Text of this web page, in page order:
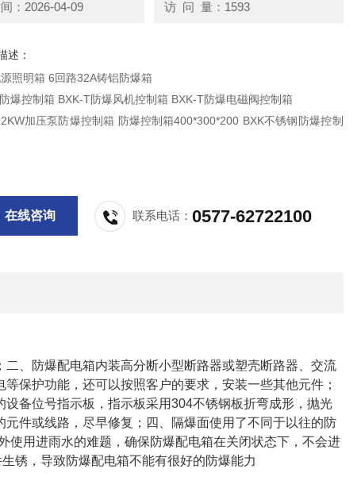
：2026-04-09 访 问 量：1593
述：
照明箱 6回路32A铸铝防爆箱
排风排烟防爆控制箱 BXK-T防爆风机控制箱 BXK-T防爆电磁阀控制箱
控制箱 防爆控制箱400*300*200 BXK不锈钢防爆控制
在线咨询 联系电话：0577-62722100
二、防爆配电箱内装高分断小型断路器或塑壳断路器、交流
保护功能，还可以按照客户的要求，安装一些其他元件；
备位号指示板，指示板采用304不锈钢板折弯成形，抛光
件或线路，尽早修复；四、隔爆面使用了不同于以往的防
使用进雨水的难题，确保防爆配电箱在关闭状态下，不会进
锈，导致防爆配电箱不能有很好的防爆能力